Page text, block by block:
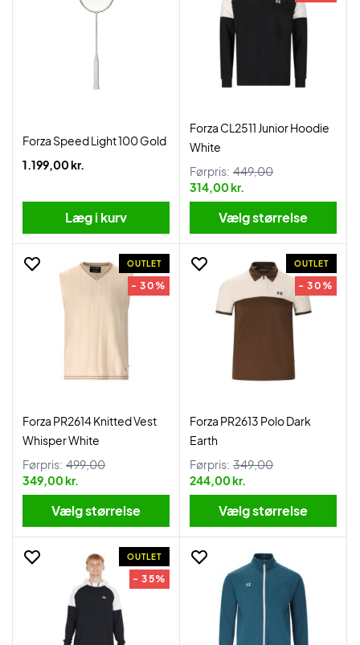
Forza Speed Light 100 Gold
1.199,00 kr.
Læg i kurv
Forza CL2511 Junior Hoodie
White
Førpris: 449,00
314,00 kr.
Vælg størrelse
OUTLET
- 30%
Forza PR2614 Knitted Vest
Whisper White
Førpris: 499,00
349,00 kr.
Vælg størrelse
OUTLET
- 30%
Forza PR2613 Polo Dark
Earth
Førpris: 349,00
244,00 kr.
Vælg størrelse
OUTLET
- 35%